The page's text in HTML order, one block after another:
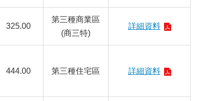
325.00
第三種商業區
(商三特)
詳細資料
444.00 第三種住宅區 詳細資料